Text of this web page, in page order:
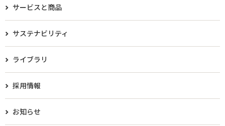
サービスと商品
サステナビリティ
ライブラリ
採用情報
お知らせ